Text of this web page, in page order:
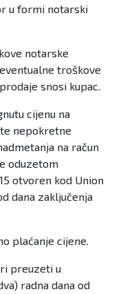
u formi notarski
notarske
troškove
snosi kupac.
cijenu na
nepokretne
na račun
oduzetom
otvoren kod Union
dana zaključenja
plaćanje cijene.
preuzeti u
radna dana od